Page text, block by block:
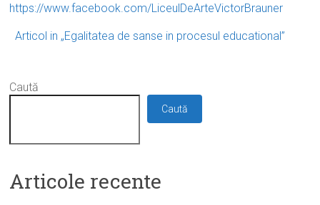
https://www.facebook.com/LiceulDeArteVictorBrauner
Articol in „Egalitatea de sanse in procesul educational”
Caută
Caută
Articole recente